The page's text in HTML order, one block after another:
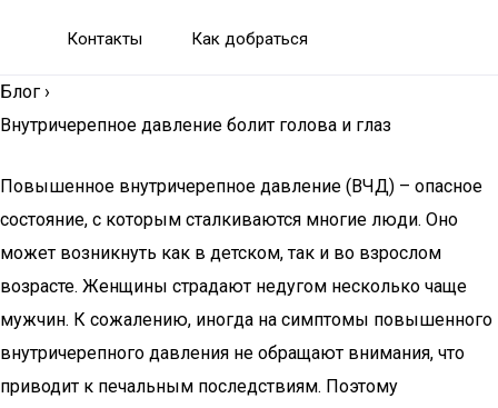
Контакты Как добраться
Блог ›
Внутричерепное давление болит голова и глаз
Повышенное внутричерепное давление (ВЧД) – опасное
состояние, с которым сталкиваются многие люди. Оно
может возникнуть как в детском, так и во взрослом
возрасте. Женщины страдают недугом несколько чаще
мужчин. К сожалению, иногда на симптомы повышенного
внутричерепного давления не обращают внимания, что
приводит к печальным последствиям. Поэтому